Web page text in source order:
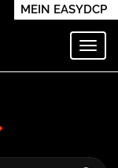
MEIN EASYDCP